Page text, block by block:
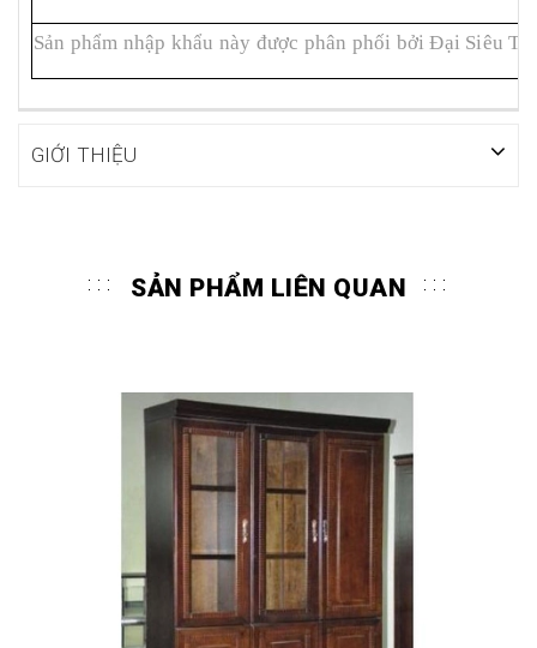
Sản phẩm nhập khẩu này được phân phối bởi Đại Siêu
GIỚI THIỆU
SẢN PHẨM LIÊN QUAN